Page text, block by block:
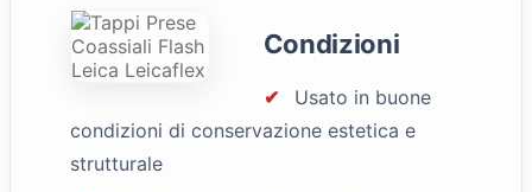
Condizioni
✔
Usato in buone
condizioni di conservazione estetica e
strutturale